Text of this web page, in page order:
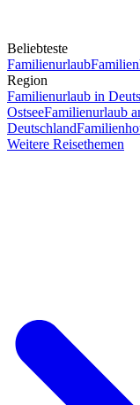
Beliebteste
Familienurlaub
Region
Familienurlaub in
OstseeFamilienurlaub
Deutschland
Weitere Reisethemen